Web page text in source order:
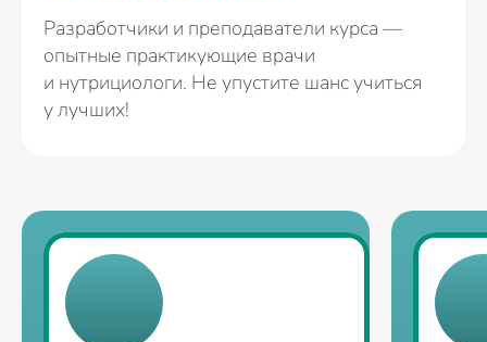
Разработчики и преподаватели курса —
опытные практикующие врачи
и нутрициологи. Не упустите шанс учиться
у лучших!